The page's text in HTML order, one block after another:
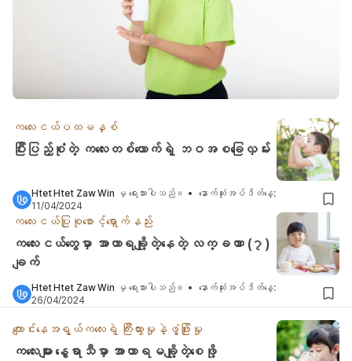
ကလေးငယ်ပထမနှစ်
ပြီးပြည့်စုံတဲ့ ကလေးတစ်ယောက်ရဲ့ ဘဝအစခြေလှမ်း
Htet Htet Zaw Win မှ ရေးသားပါသည်။ • နောက်ဆုံးအပ်ဒိတ်နေ့:
11/04/2024
ကလေးငယ်ပြုစုစောင့်ရှောက်နည်း
ကလေးငယ်တွေမှာ အာဟာရချို့တဲ့နေတဲ့ လက္ခဏာ (၇)
ချက်
Htet Htet Zaw Win မှ ရေးသားပါသည်။ • နောက်ဆုံးအပ်ဒိတ်နေ့:
26/04/2024
ကျောင်းနေအရွယ်ကလေးရဲ့ ကြီးထွားမှုနဲ့ဖွံ့ဖြိုးမှု
ကလေးများ နွေရာသီမှာ အာဟာရမချို့တဲ့စေဖို့